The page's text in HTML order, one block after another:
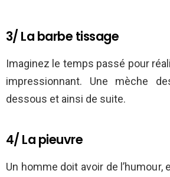
3/ La barbe tissage
Imaginez le temps passé pour
impressionnant. Une mèche
dessous et ainsi de suite.
4/ La pieuvre
Un homme doit avoir de l’humour,